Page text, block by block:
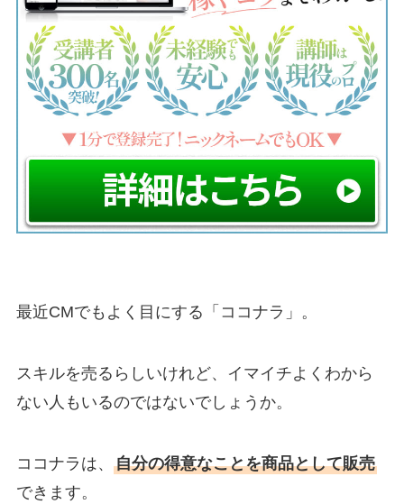
最近CMでもよく目にする「ココナラ」。
スキルを売るらしいけれど、イマイチよくわから
ない人もいるのではないでしょうか。
ココナラは、 自分の得意なことを商品として販売
できます。